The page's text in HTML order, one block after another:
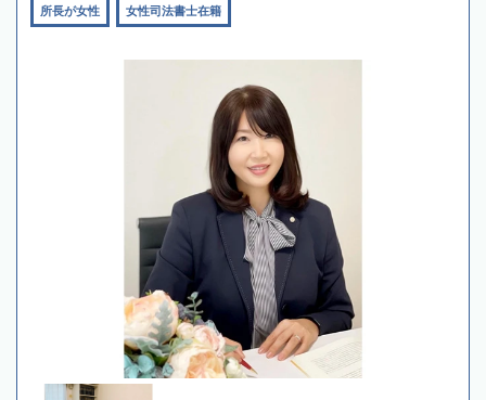
所長が女性 女性司法書士在籍